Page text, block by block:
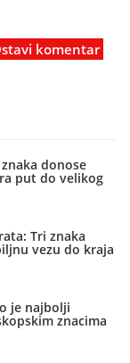
komentar
donose
put do velikog
Tri znaka
vezu do kraja
je najbolji
znacima